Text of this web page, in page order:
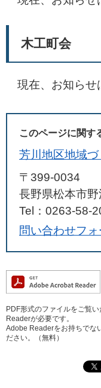
木工町会
現在、お知らせ
このページに関す
芳川地区地域
〒399-0034
長野県松本市
Tel：0263-58-
問い合わせフ
PDF形式のファイルをご覧
Readerが必要です。
Adobe Readerをお持ちでな
ださい。（無料）